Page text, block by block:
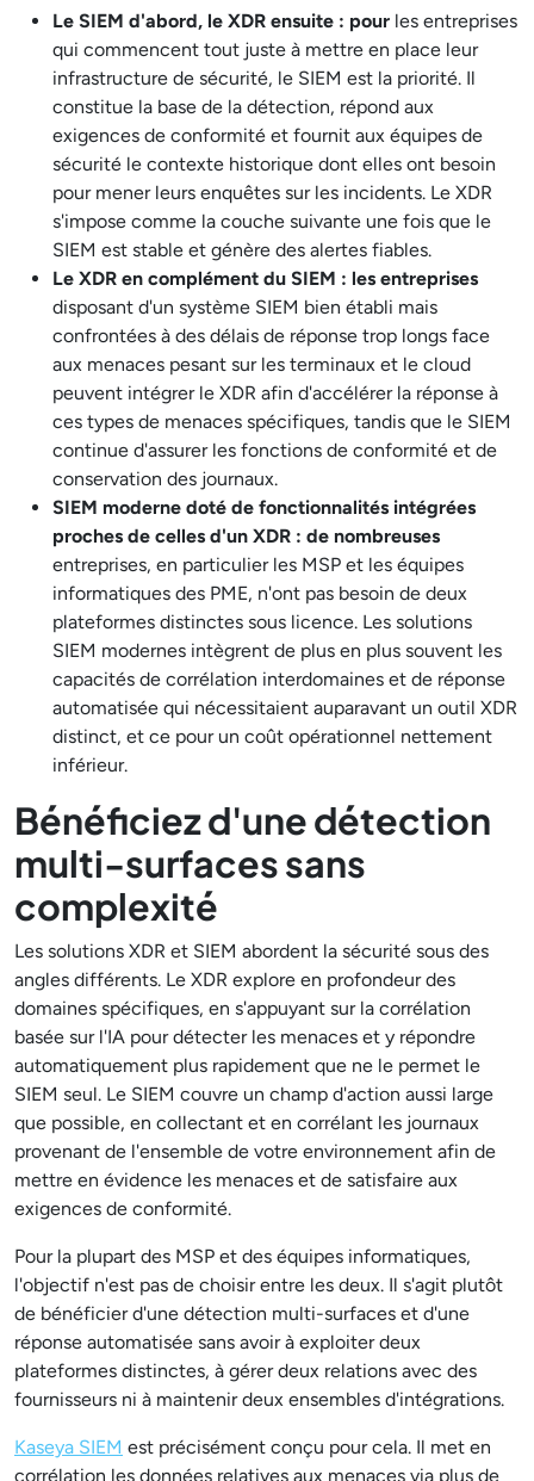
Le SIEM d'abord, le XDR ensuite : pour les entreprises
qui commencent tout juste à mettre en place leur
infrastructure de sécurité, le SIEM est la priorité. Il
constitue la base de la détection, répond aux
exigences de conformité et fournit aux équipes de
sécurité le contexte historique dont elles ont besoin
pour mener leurs enquêtes sur les incidents. Le XDR
s'impose comme la couche suivante une fois que le
SIEM est stable et génère des alertes fiables.
Le XDR en complément du SIEM : les entreprises
disposant d'un système SIEM bien établi mais
confrontées à des délais de réponse trop longs face
aux menaces pesant sur les terminaux et le cloud
peuvent intégrer le XDR afin d'accélérer la réponse à
ces types de menaces spécifiques, tandis que le SIEM
continue d'assurer les fonctions de conformité et de
conservation des journaux.
SIEM moderne doté de fonctionnalités intégrées
proches de celles d'un XDR : de nombreuses
entreprises, en particulier les MSP et les équipes
informatiques des PME, n'ont pas besoin de deux
plateformes distinctes sous licence. Les solutions
SIEM modernes intègrent de plus en plus souvent les
capacités de corrélation interdomaines et de réponse
automatisée qui nécessitaient auparavant un outil XDR
distinct, et ce pour un coût opérationnel nettement
inférieur.
Bénéficiez d'une détection
multi-surfaces sans
complexité
Les solutions XDR et SIEM abordent la sécurité sous des
angles différents. Le XDR explore en profondeur des
domaines spécifiques, en s'appuyant sur la corrélation
basée sur l'IA pour détecter les menaces et y répondre
automatiquement plus rapidement que ne le permet le
SIEM seul. Le SIEM couvre un champ d'action aussi large
que possible, en collectant et en corrélant les journaux
provenant de l'ensemble de votre environnement afin de
mettre en évidence les menaces et de satisfaire aux
exigences de conformité.
Pour la plupart des MSP et des équipes informatiques,
l'objectif n'est pas de choisir entre les deux. Il s'agit plutôt
de bénéficier d'une détection multi-surfaces et d'une
réponse automatisée sans avoir à exploiter deux
plateformes distinctes, à gérer deux relations avec des
fournisseurs ni à maintenir deux ensembles d'intégrations.
Kaseya SIEM est précisément conçu pour cela. Il met en
corrélation les données relatives aux menaces via plus de